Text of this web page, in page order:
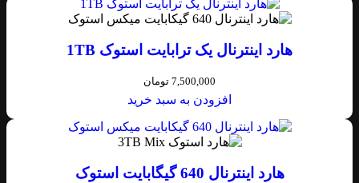
هارد اینترنال یک ترابایت استوک 1TB
7,500,000 تومان
افزودن به سبد خرید
هارد اینترنال 640 گیگابایت استوک